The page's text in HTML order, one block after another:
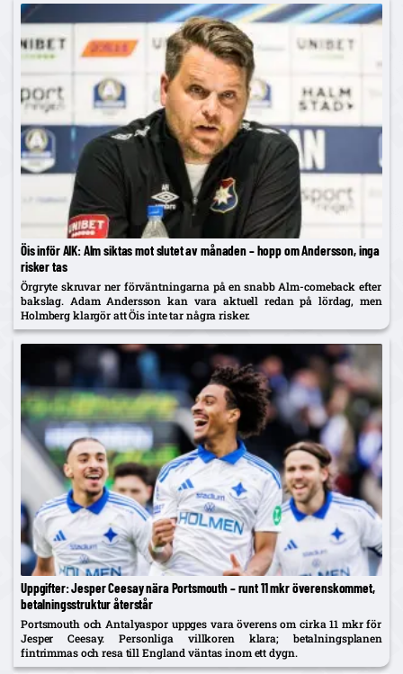
Öis inför AIK: Alm siktas mot slutet av månaden – hopp om Andersson, inga
risker tas
Örgryte skruvar ner förväntningarna på en snabb Alm-comeback efter
bakslag. Adam Andersson kan vara aktuell redan på lördag, men
Holmberg klargör att Öis inte tar några risker.
Uppgifter: Jesper Ceesay nära Portsmouth – runt 11 mkr överenskommet,
betalningsstruktur återstår
Portsmouth och Antalyaspor uppges vara överens om cirka 11 mkr för
Jesper Ceesay. Personliga villkoren klara; betalningsplanen
fintrimmas och resa till England väntas inom ett dygn.